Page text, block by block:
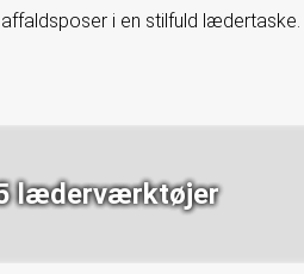
affaldsposer i en stilfuld
læderværktøjer